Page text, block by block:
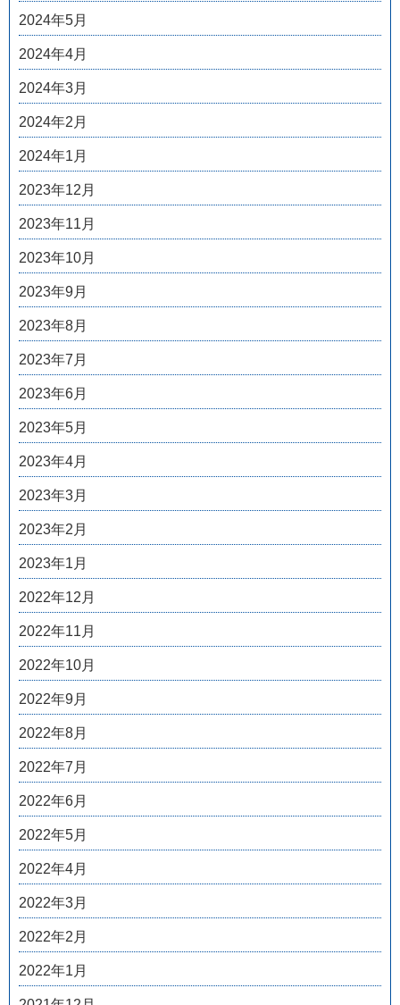
2024年5月
2024年4月
2024年3月
2024年2月
2024年1月
2023年12月
2023年11月
2023年10月
2023年9月
2023年8月
2023年7月
2023年6月
2023年5月
2023年4月
2023年3月
2023年2月
2023年1月
2022年12月
2022年11月
2022年10月
2022年9月
2022年8月
2022年7月
2022年6月
2022年5月
2022年4月
2022年3月
2022年2月
2022年1月